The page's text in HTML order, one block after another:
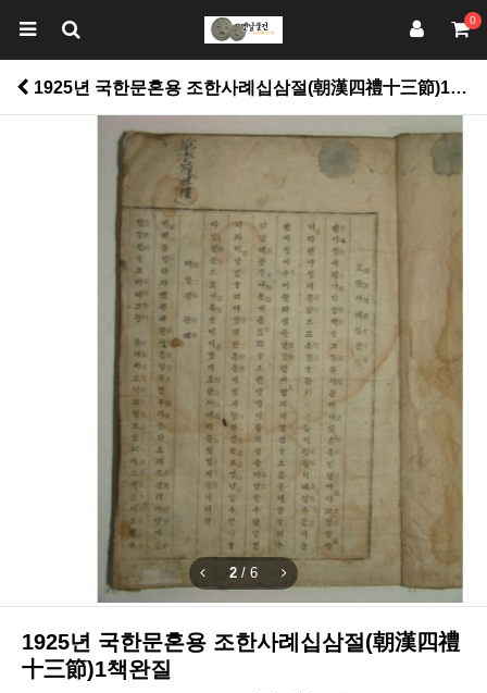
0
1925년 국한문혼용 조한사례십삼절(朝漢四禮十三節)1책완질 > 고서적
2 / 6
1925년 국한문혼용 조한사례십삼절(朝漢四禮
十三節)1책완질